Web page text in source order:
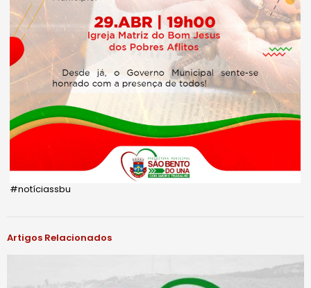
#notíciassbu
Artigos Relacionados